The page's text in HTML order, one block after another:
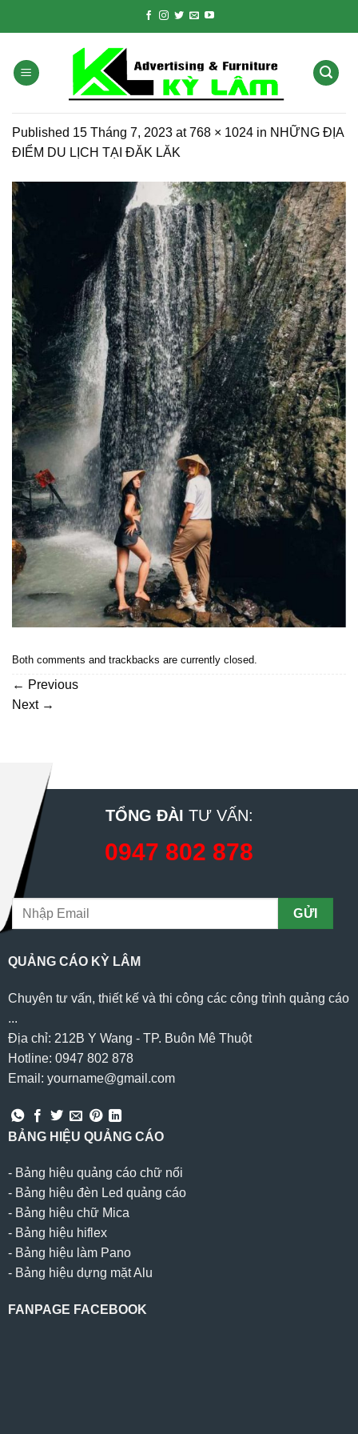
Published 15 Tháng 7, 2023 at768 × 1024 in NHỮNG ĐỊA
ĐIỂM DU LỊCH TẠI ĐĂK LĂK
Both comments and trackbacks are currently closed.
← Previous
Next →
TỔNG ĐÀI TƯ VẤN:
0947 802 878
QUẢNG CÁO KỲ LÂM
Chuyên tư vấn, thiết kế và thi công các công trình quảng cáo
...
Địa chỉ: 212B Y Wang - TP. Buôn Mê Thuột
Hotline: 0947 802 878
Email: yourname@gmail.com
BẢNG HIỆU QUẢNG CÁO
- Bảng hiệu quảng cáo chữ nổi
- Bảng hiệu đèn Led quảng cáo
- Bảng hiệu chữ Mica
- Bảng hiệu hiflex
- Bảng hiệu làm Pano
- Bảng hiệu dựng mặt Alu
FANPAGE FACEBOOK